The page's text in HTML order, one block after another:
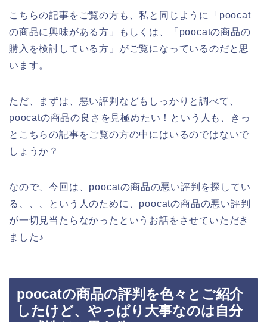
こちらの記事をご覧の方も、私と同じように「poocat
の商品に興味がある方」もしくは、「poocatの商品の
購入を検討している方」がご覧になっているのだと思
います。
ただ、まずは、悪い評判などもしっかりと調べて、
poocatの商品の良さを見極めたい！という人も、きっ
とこちらの記事をご覧の方の中にはいるのではないで
しょうか？
なので、今回は、poocatの商品の悪い評判を探してい
る、、、という人のために、poocatの商品の悪い評判
が一切見当たらなかったというお話をさせていただき
ました♪
poocatの商品の評判を色々とご紹介
したけど、やっぱり大事なのは自分